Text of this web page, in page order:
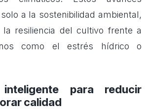
a la sostenibilidad ambiental,
resiliencia del cultivo frente a
como el estrés hídrico o
inteligente para reducir
calidad